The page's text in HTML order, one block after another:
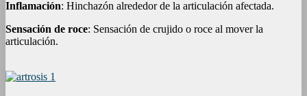
Inflamación: Hinchazón alrededor de la articulación afectada.
Sensación de roce: Sensación de crujido o roce al mover la
articulación.